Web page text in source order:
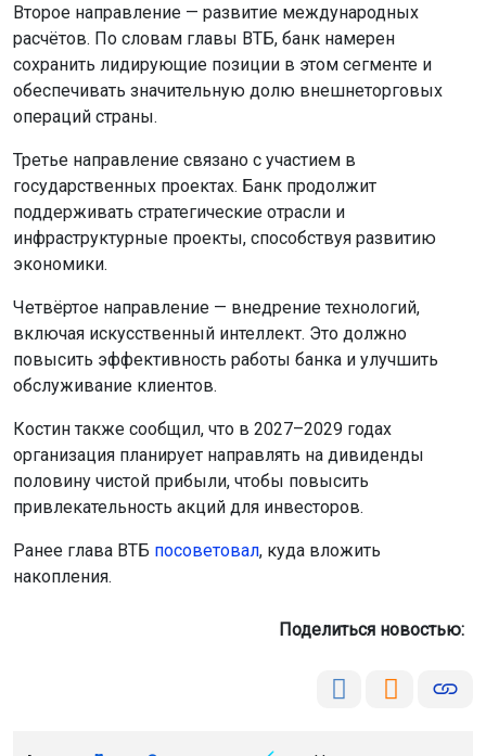
Второе направление — развитие международных
расчётов. По словам главы ВТБ, банк намерен
сохранить лидирующие позиции в этом сегменте и
обеспечивать значительную долю внешнеторговых
операций страны.
Третье направление связано с участием в
государственных проектах. Банк продолжит
поддерживать стратегические отрасли и
инфраструктурные проекты, способствуя развитию
экономики.
Четвёртое направление — внедрение технологий,
включая искусственный интеллект. Это должно
повысить эффективность работы банка и улучшить
обслуживание клиентов.
Костин также сообщил, что в 2027–2029 годах
организация планирует направлять на дивиденды
половину чистой прибыли, чтобы повысить
привлекательность акций для инвесторов.
Ранее глава ВТБ посоветовал, куда вложить
накопления.
Поделиться новостью: